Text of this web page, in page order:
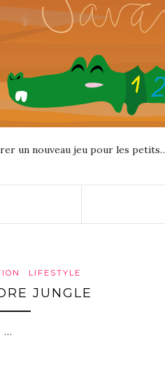
un nouveau jeu pour les
LIFESTYLE
JUNGLE
…